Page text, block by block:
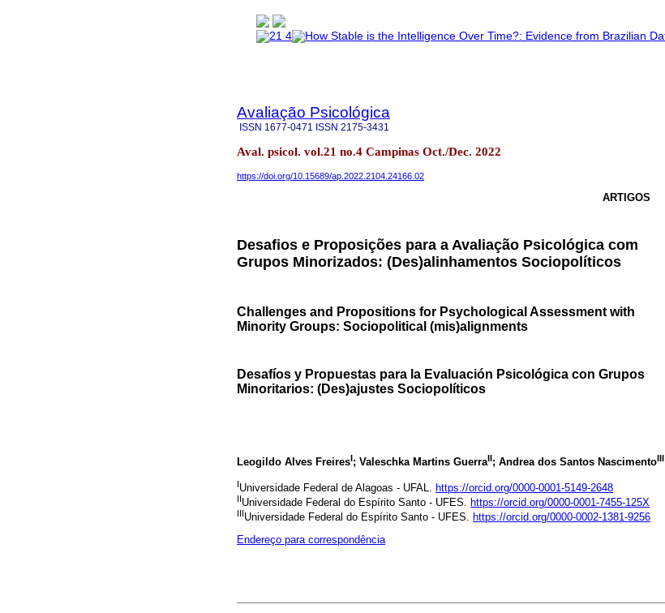
Avaliação Psicológica
ISSN 1677-0471 ISSN 2175-3431
Aval. psicol. vol.21 no.4 Campinas Oct./Dec. 2022
https://doi.org/10.15689/ap.2022.2104.24166.02
ARTIGOS
Desafios e Proposições para a Avaliação Psicológica com
Grupos Minorizados: (Des)alinhamentos Sociopolíticos
Challenges and Propositions for Psychological Assessment with
Minority Groups: Sociopolitical (mis)alignments
Desafíos y Propuestas para la Evaluación Psicológica con Grupos
Minoritarios: (Des)ajustes Sociopolíticos
Leogildo Alves FreiresI; Valeschka Martins GuerraII; Andrea dos Santos NascimentoIII
IUniversidade Federal de Alagoas - UFAL. https://orcid.org/0000-0001-5149-2648
IIUniversidade Federal do Espírito Santo - UFES. https://orcid.org/0000-0001-7455-125X
IIIUniversidade Federal do Espírito Santo - UFES. https://orcid.org/0000-0002-1381-9256
Endereço para correspondência